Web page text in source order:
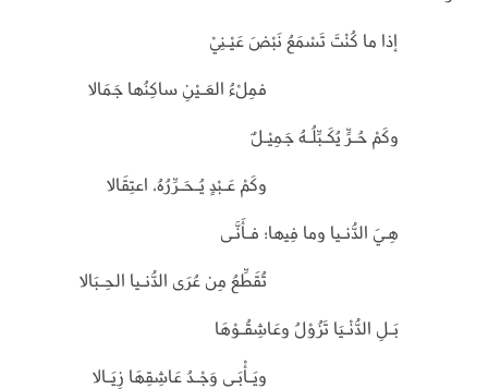
إذا ما كُنْتَ تَسْمَعُ نَبْضَ عَيْـنِيْ
فمِلْءُ العَـيْنِ ساكِنُها جَمَالا
وكَمْ حُـرٍّ يُكَـبِّلُـهُ جَمِيْـلٌ
وكَمْ عَـبْدٍ يُـحَـرِّرُهُ، اعتِقَالا
هِـيَ الدُّنـيا وما فِيها؛ فـأَنَّـى
تُقَطِّعُ مِن عُرَى الدُّنـيا الحِـبَالا
بَـلِ الدُّنْـيَا تَزُوْلُ وعَاشِقُـوْهَا
ويَـأْبَـى وَجْـدُ عَاشِقِهَا زِيَـالا